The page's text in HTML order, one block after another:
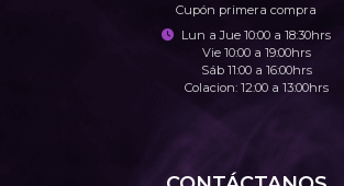
Cupón primera compra
Lun a Jue 10:00 a 18:30hrs
Vie 10:00 a 19:00hrs
Sáb 11:00 a 16:00hrs
Colacion: 12:00 a 13:00hrs